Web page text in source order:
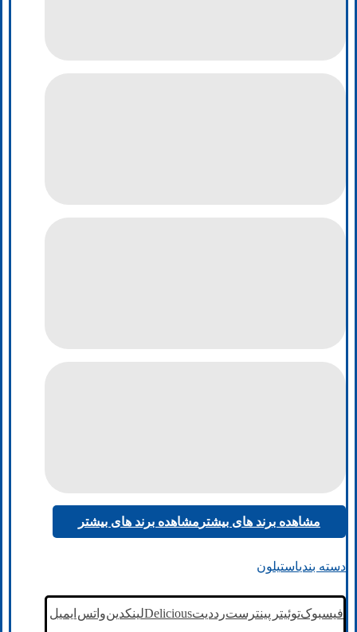
مشاهده برند های بیشتر مشاهده برند های بیشتر
دسته بندیاستیلون
فیسبوکتوئیتر پینترسترددیتDeliciousلینکدینواتس ایمیل